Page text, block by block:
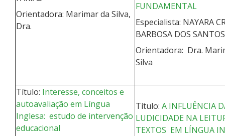
Orientadora: Marimar da Silva,
Dra.
FUNDAMENTAL
Especialista: NAYARA
BARBOSA DOS
Orientadora: Dra.
Silva
Título: Interesse, conceitos e
autoavaliação em Língua
Inglesa: estudo de intervenção
educacional
Título: A INFLUÊNCIA
LUDICIDADE NA
TEXTOS EM LÍNGUA